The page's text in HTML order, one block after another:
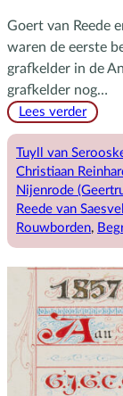
Goert van Reede
waren de eerste
grafkelder in de
grafkelder nog…
Lees verder:
in
de
Tuyll van
Christiaan
Nijenrode
Reede van
Rouwborden,